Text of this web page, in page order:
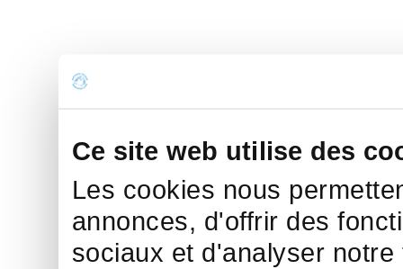
Ce site web utilise des
Les cookies nous
annonces, d'offrir des
sociaux et d'analyser